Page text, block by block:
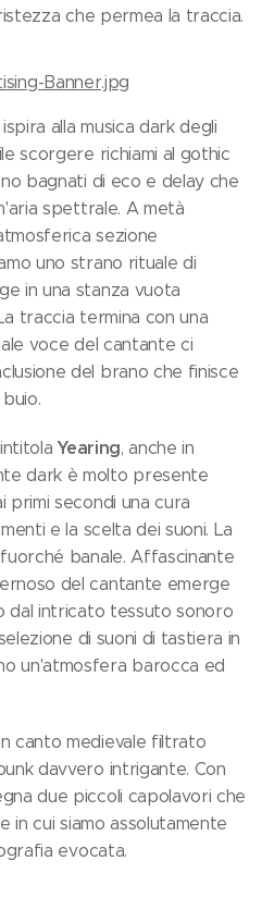
che permea la traccia.
alla musica dark degli
scorgere richiami al gothic
bagnati di eco e delay che
spettrale. A metà
sezione
uno strano rituale di
in una stanza vuota
traccia termina con una
voce del cantante ci
del brano che finisce
intitolaYearing, anche in
dark è molto presente
primi secondi una cura
e la scelta dei suoni. La
banale. Affascinante
del cantante emerge
dal intricato tessuto sonoro
di suoni di tastiera in
un'atmosfera barocca ed
canto medievale filtrato
davvero intrigante. Con
due piccoli capolavori che
in cui siamo assolutamente
evocata.